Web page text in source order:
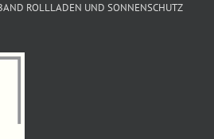
ROLLLADEN UND SONNENSCHUTZ